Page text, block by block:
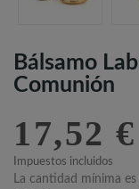
Bálsamo
Comunión
17,52 €
Impuestos incluidos
La cantidad mínima